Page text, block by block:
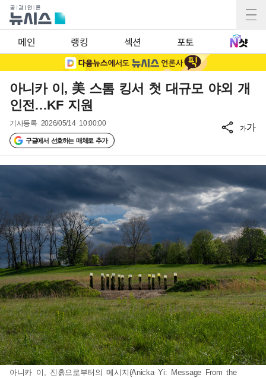
메인 랭킹 섹션 포토
아니카 이, 美 스톰 킹서 첫 대규모 야외 개
인전…KF 지원
기사등록 2026/05/14 10:00:00
구글에서 선호하는 매체로 추가
가가
아니카 이, 진흙으로부터의 메시지(Anicka Yi: Message From the